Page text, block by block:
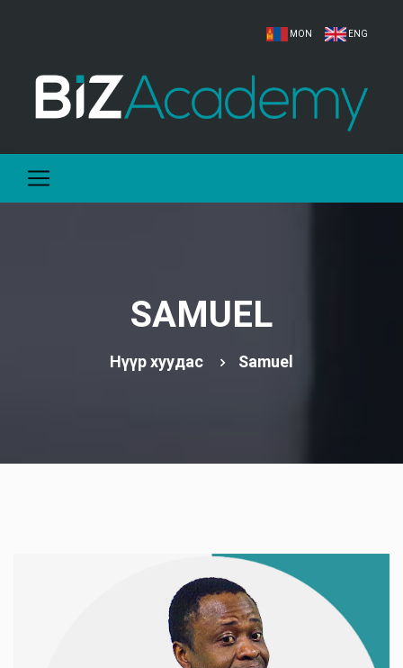
MON ENG
SAMUEL
Нүүр хуудас Samuel